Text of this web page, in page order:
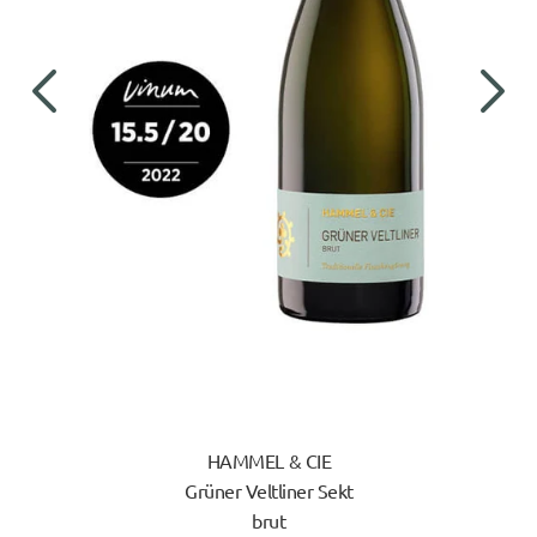
HAMMEL & CIE
Grüner Veltliner Sekt
brut